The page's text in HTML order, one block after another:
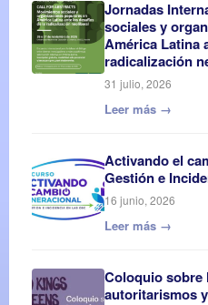
Jornadas
sociales y
América Latina
radicalización
31 julio, 2026
Leer más →
Activando el
Gestión e
16 junio, 2026
Leer más →
Coloquio sobre
autoritarismos